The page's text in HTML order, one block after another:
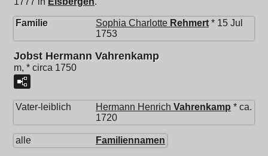
Familie Sophia Charlotte Rehmert * 15 Jul
1753
Jobst Hermann Vahrenkamp
m, * circa 1750
Vater-leiblich Hermann Henrich Vahrenkamp * ca.
1720
alle Familiennamen